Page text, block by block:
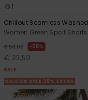
1
Chillout Seamless Washed
Women Green Sport Shorts
€ 50,00 55%
€ 22,50
SALE
SALE ON SALE 25% EXTRA